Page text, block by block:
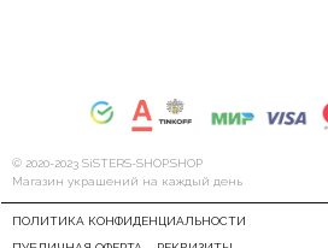
© 2020-2023 SiSTERS-SHOP.SHOP
Магазин украшений на каждый день
ПОЛИТИКА КОНФИДЕНЦИАЛЬНОСТИ